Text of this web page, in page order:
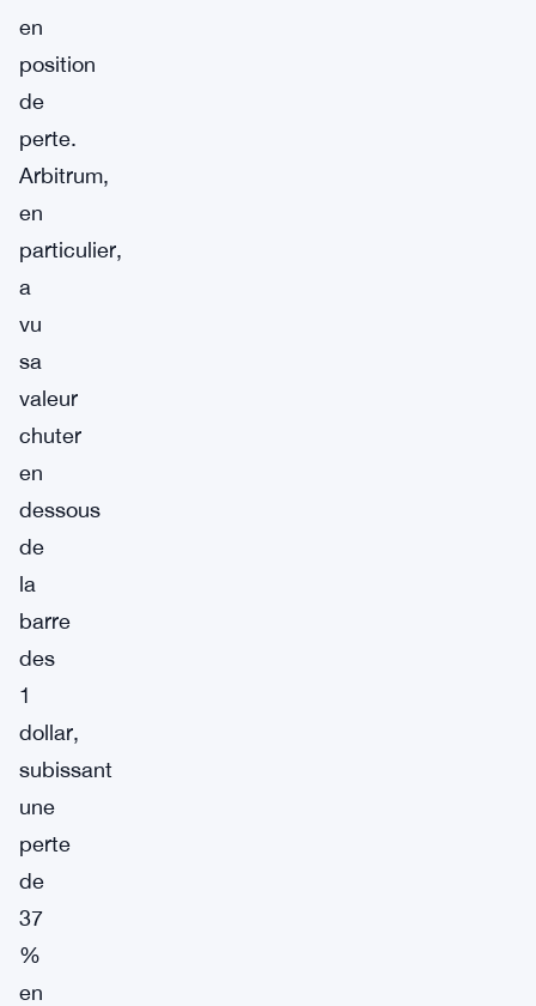
en
position
de
perte.
Arbitrum,
en
particulier,
a
vu
sa
valeur
chuter
en
dessous
de
la
barre
des
1
dollar,
subissant
une
perte
de
37
%
en